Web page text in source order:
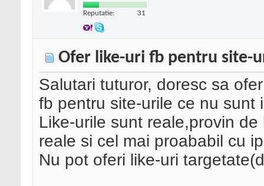
Reputatie: 31
Ofer like-uri fb pentru site-
Salutari tuturor, doresc sa
fb pentru site-urile ce nu sunt
Like-urile sunt reale,provin
reale si cel mai proababil cu
Nu pot oferi like-uri